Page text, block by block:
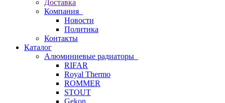
Доставка
Компания
Новости
Политика
Контакты
Каталог
Алюминиевые радиаторы
RIFAR
Royal Thermo
ROMMER
STOUT
Gekon